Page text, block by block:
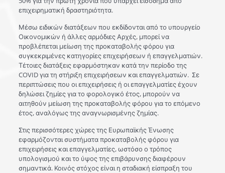
επιχειρηματική δραστηριότητα.
Μέσω ειδικών διατάξεων που εκδίδονται από το υπουργείο
Οικονομικών ή άλλες αρμόδιες Αρχές, μπορεί να
προβλέπεται μείωση της προκαταβολής φόρου για
συγκεκριμένες κατηγορίες επιχειρήσεων ή επαγγελματιών.
Τέτοιες διατάξεις εφαρμόστηκαν κατά την περίοδο της
COVID για τη στήριξη επιχειρήσεων και επαγγελματιών. Σε
περιπτώσεις που οι επιχειρήσεις ή οι επαγγελματίες έχουν
δηλώσει ζημίες για το φορολογικό έτος, μπορούν να
αιτηθούν μείωση της προκαταβολής φόρου για το επόμενο
έτος, αναλόγως της αναγνωρισμένης ζημίας.
Στις περισσότερες χώρες της Ευρωπαϊκής Ένωσης
εφαρμόζονται συστήματα προκαταβολής φόρου για
επιχειρήσεις και επαγγελματίες, ωστόσο ο τρόπος
υπολογισμού και το ύψος της επιβάρυνσης διαφέρουν
σημαντικά. Κοινός στόχος είναι η σταδιακή είσπραξη του